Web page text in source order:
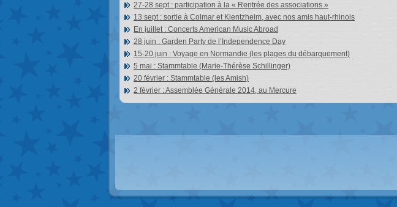
27-28 sept : participation à la « Rentrée des associations »
13 sept : sortie à Colmar et Kientzheim, avec nos amis haut-rhinois
En juillet : Concerts American Music Abroad
28 juin : Garden Party de l’Independence Day
15-20 juin : Voyage en Normandie (les plages du débarquement)
5 mai : Stammtable (Marie-Thérèse Schillinger)
20 février : Stammtable (les Amish)
2 février : Assemblée Générale 2014, au Mercure